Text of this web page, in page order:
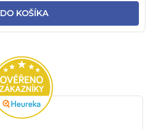
DO KOŠÍKA